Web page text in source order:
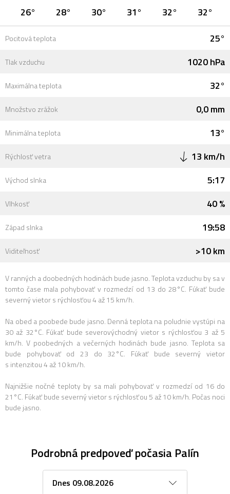
26° 28° 30° 31° 32° 32°
Pocitová teplota 25°
Tlak vzduchu 1020 hPa
Maximálna teplota 32°
Množstvo zrážok 0,0 mm
Minimálna teplota 13°
Rýchlosť vetra 13 km/h
Východ slnka 5:17
Vlhkosť 40 %
Západ slnka 19:58
Viditeľnosť >10 km
V ranných a doobedných hodinách bude jasno. Teplota vzduchu by sa v
tomto čase mala pohybovať v rozmedzí od 13 do 28°C. Fúkať bude
severný vietor s rýchlosťou 4 až 15 km/h.
Na obed a poobede bude jasno. Denná teplota na poludnie vystúpi na
30 až 32°C. Fúkať bude severovýchodný vietor s rýchlosťou 3 až 5
km/h. V poobedných a večerných hodinách bude jasno. Teplota sa
bude pohybovať od 23 do 32°C. Fúkať bude severný vietor
s intenzitou 4 až 10 km/h.
Najnižšie nočné teploty by sa mali pohybovať v rozmedzí od 16 do
21°C. Fúkať bude severný vietor s rýchlosťou 5 až 10 km/h. Počas noci
bude jasno.
Podrobná predpoveď počasia Palín